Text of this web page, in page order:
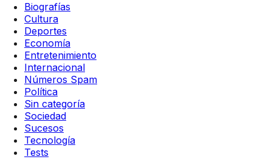
Biografías
Cultura
Deportes
Economía
Entretenimiento
Internacional
Números Spam
Política
Sin categoría
Sociedad
Sucesos
Tecnología
Tests